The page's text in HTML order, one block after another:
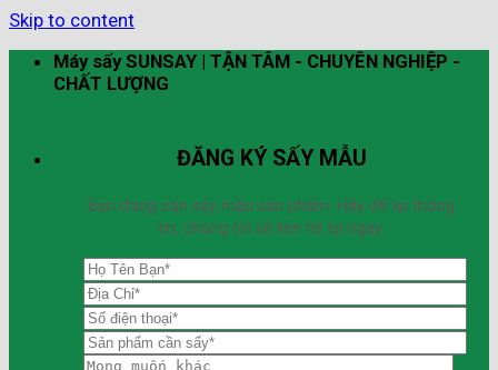
Skip to content
Máy sấy SUNSAY | TẬN TÂM - CHUYÊN NGHIỆP -
CHẤT LƯỢNG
ĐĂNG KÝ SẤY MẪU
Bạn đang cần sấy mẫu sản phẩm. Hãy để lại thông
tin, chúng tôi sẽ liên hệ lại ngay.